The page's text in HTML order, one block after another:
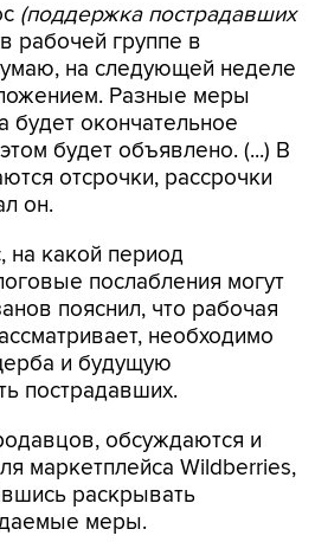
(поддержка пострадавших
рабочей группе в
на следующей неделе
Разные меры
будет окончательное
будет объявлено. (...) В
отсрочки, рассрочки
он.
на какой период
послабления могут
пояснил, что рабочая
необходимо
и будущую
пострадавших.
обсуждаются и
маркетплейса Wildberries,
раскрывать
меры.